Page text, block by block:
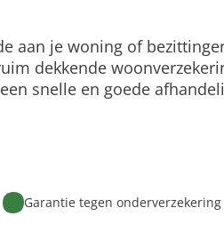
aan je woning of
dekkende
snelle en goede
Garantie tegen onderverzekering